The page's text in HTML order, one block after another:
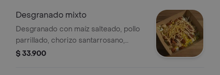
Desgranado mixto
Desgranado con maíz salteado, pollo
parrillado, chorizo santarrosano,
queso mozzarella, lechuga, papa ripio,
$ 33.900